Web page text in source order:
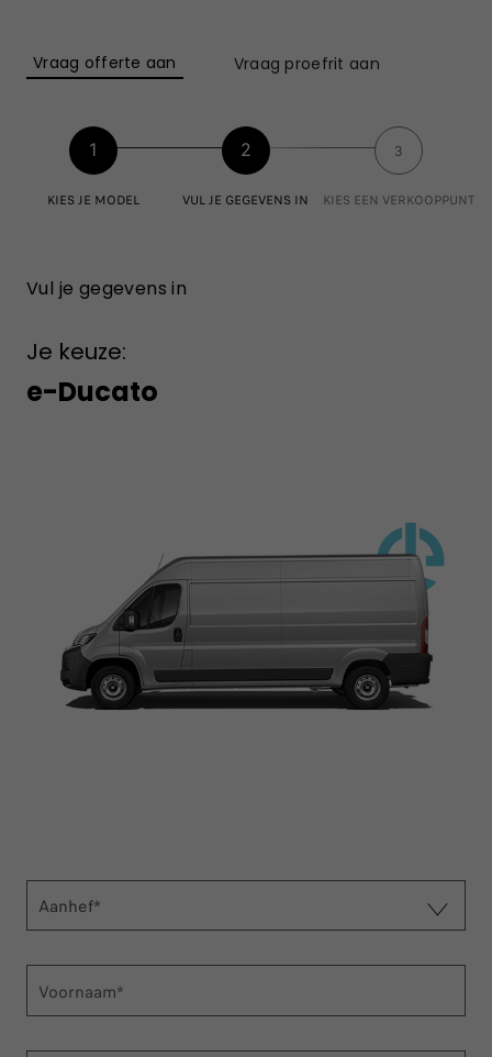
Vraag offerte aan Vraag proefrit aan
1
KIES JE MODEL
2
VUL JE GEGEVENS IN
3
KIES EEN VERKOOPPUNT
Vul je gegevens in
Je keuze:
e-Ducato
Aanhef*
Voornaam*